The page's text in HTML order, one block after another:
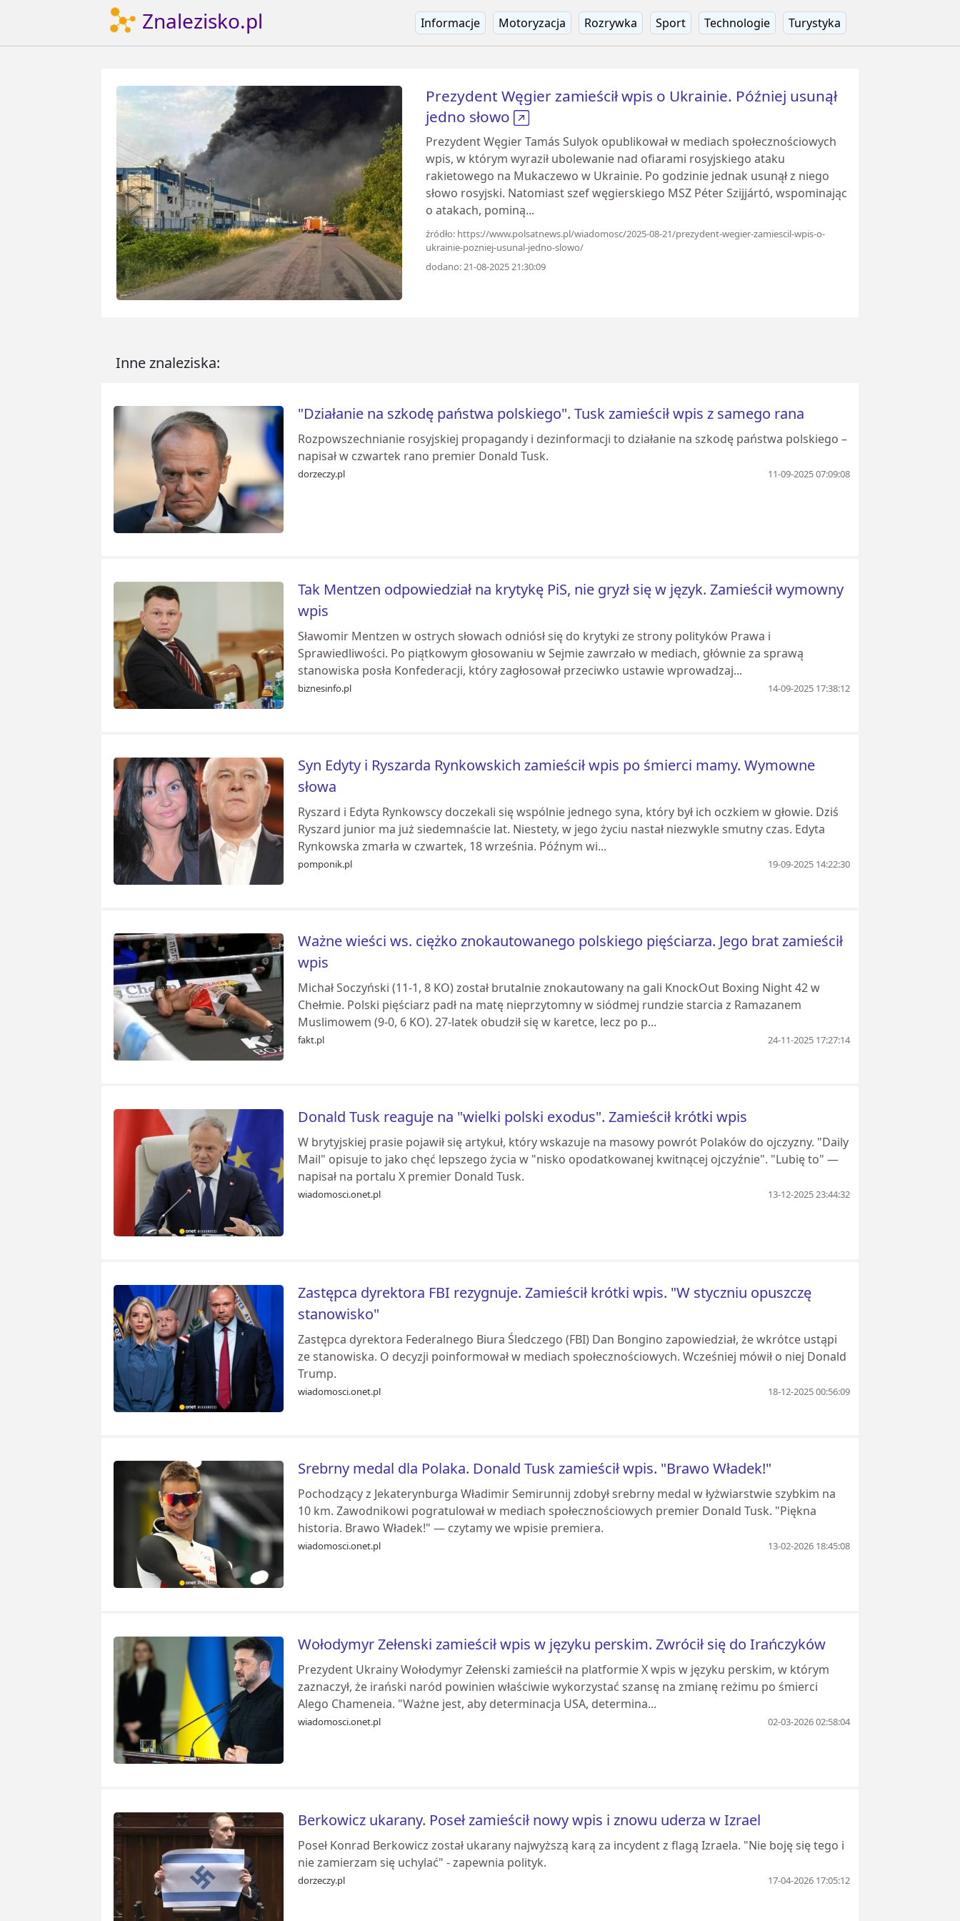
Znalezisko.pl Informacje Motoryzacja Rozrywka Sport Technologie Turystyka
Prezydent Węgier zamieścił wpis o Ukrainie. Później usunął
jedno słowo
Prezydent Węgier Tamás Sulyok opublikował w mediach społecznościowych
wpis, w którym wyraził ubolewanie nad ofiarami rosyjskiego ataku
rakietowego na Mukaczewo w Ukrainie. Po godzinie jednak usunął z niego
słowo rosyjski. Natomiast szef węgierskiego MSZ Péter Szijjártó, wspominając
o atakach, pominą...
źródło: https://www.polsatnews.pl/wiadomosc/2025-08-21/prezydent-wegier-zamiescil-wpis-o-
ukrainie-pozniej-usunal-jedno-slowo/
dodano: 21-08-2025 21:30:09
Inne znaleziska:
"Działanie na szkodę państwa polskiego". Tusk zamieścił wpis z samego rana
Rozpowszechnianie rosyjskiej propagandy i dezinformacji to działanie na szkodę państwa polskiego –
napisał w czwartek rano premier Donald Tusk.
dorzeczy.pl 11-09-2025 07:09:08
Tak Mentzen odpowiedział na krytykę PiS, nie gryzł się w język. Zamieścił wymowny
wpis
Sławomir Mentzen w ostrych słowach odniósł się do krytyki ze strony polityków Prawa i
Sprawiedliwości. Po piątkowym głosowaniu w Sejmie zawrzało w mediach, głównie za sprawą
stanowiska posła Konfederacji, który zagłosował przeciwko ustawie wprowadzaj...
biznesinfo.pl 14-09-2025 17:38:12
Syn Edyty i Ryszarda Rynkowskich zamieścił wpis po śmierci mamy. Wymowne
słowa
Ryszard i Edyta Rynkowscy doczekali się wspólnie jednego syna, który był ich oczkiem w głowie. Dziś
Ryszard junior ma już siedemnaście lat. Niestety, w jego życiu nastał niezwykle smutny czas. Edyta
Rynkowska zmarła w czwartek, 18 września. Późnym wi...
pomponik.pl 19-09-2025 14:22:30
Ważne wieści ws. ciężko znokautowanego polskiego pięściarza. Jego brat zamieścił
wpis
Michał Soczyński (11-1, 8 KO) został brutalnie znokautowany na gali KnockOut Boxing Night 42 w
Chełmie. Polski pięściarz padł na matę nieprzytomny w siódmej rundzie starcia z Ramazanem
Muslimowem (9-0, 6 KO). 27-latek obudził się w karetce, lecz po p...
fakt.pl 24-11-2025 17:27:14
Donald Tusk reaguje na "wielki polski exodus". Zamieścił krótki wpis
W brytyjskiej prasie pojawił się artykuł, który wskazuje na masowy powrót Polaków do ojczyzny. "Daily
Mail" opisuje to jako chęć lepszego życia w "nisko opodatkowanej kwitnącej ojczyźnie". "Lubię to" —
napisał na portalu X premier Donald Tusk.
wiadomosci.onet.pl 13-12-2025 23:44:32
Zastępca dyrektora FBI rezygnuje. Zamieścił krótki wpis. "W styczniu opuszczę
stanowisko"
Zastępca dyrektora Federalnego Biura Śledczego (FBI) Dan Bongino zapowiedział, że wkrótce ustąpi
ze stanowiska. O decyzji poinformował w mediach społecznościowych. Wcześniej mówił o niej Donald
Trump.
wiadomosci.onet.pl 18-12-2025 00:56:09
Srebrny medal dla Polaka. Donald Tusk zamieścił wpis. "Brawo Władek!"
Pochodzący z Jekaterynburga Władimir Semirunnij zdobył srebrny medal w łyżwiarstwie szybkim na
10 km. Zawodnikowi pogratulował w mediach społecznościowych premier Donald Tusk. "Piękna
historia. Brawo Władek!" — czytamy we wpisie premiera.
wiadomosci.onet.pl 13-02-2026 18:45:08
Wołodymyr Zełenski zamieścił wpis w języku perskim. Zwrócił się do Irańczyków
Prezydent Ukrainy Wołodymyr Zełenski zamieścił na platformie X wpis w języku perskim, w którym
zaznaczył, że irański naród powinien właściwie wykorzystać szansę na zmianę reżimu po śmierci
Alego Chameneia. "Ważne jest, aby determinacja USA, determina...
wiadomosci.onet.pl 02-03-2026 02:58:04
Berkowicz ukarany. Poseł zamieścił nowy wpis i znowu uderza w Izrael
Poseł Konrad Berkowicz został ukarany najwyższą karą za incydent z flagą Izraela. "Nie boję się tego i
nie zamierzam się uchylać" - zapewnia polityk.
dorzeczy.pl 17-04-2026 17:05:12